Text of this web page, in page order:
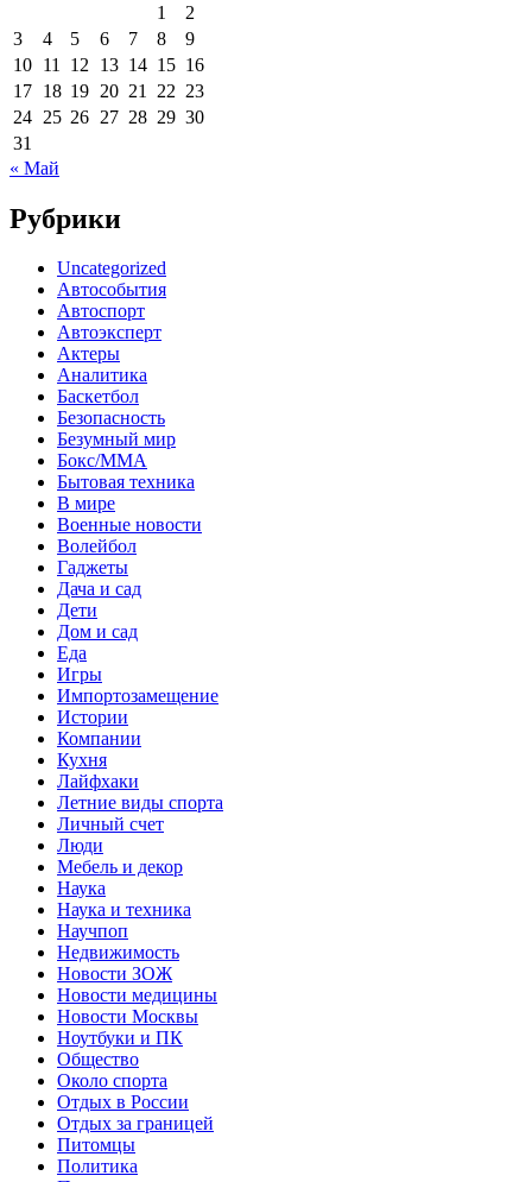
1
2
3
4 5 6 7 8
9
10 11 12 13 14 15 16
17 18 19 20 21 22 23
24 25 26 27 28 29 30
31
« Май
Рубрики
Uncategorized
Автособытия
Автоспорт
Автоэксперт
Актеры
Аналитика
Баскетбол
Безопасность
Безумный мир
Бокс/MMA
Бытовая техника
В мире
Военные новости
Волейбол
Гаджеты
Дача и сад
Дети
Дом и сад
Еда
Игры
Импортозамещение
Истории
Компании
Кухня
Лайфхаки
Летние виды спорта
Личный счет
Люди
Мебель и декор
Наука
Наука и техника
Научпоп
Недвижимость
Новости ЗОЖ
Новости медицины
Новости Москвы
Ноутбуки и ПК
Общество
Около спорта
Отдых в России
Отдых за границей
Питомцы
Политика